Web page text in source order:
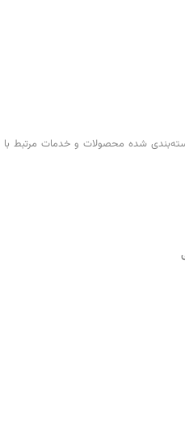
شده محصولات و خدمات مرتبط با